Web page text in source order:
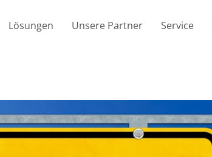
Lösungen Unsere Partner Service